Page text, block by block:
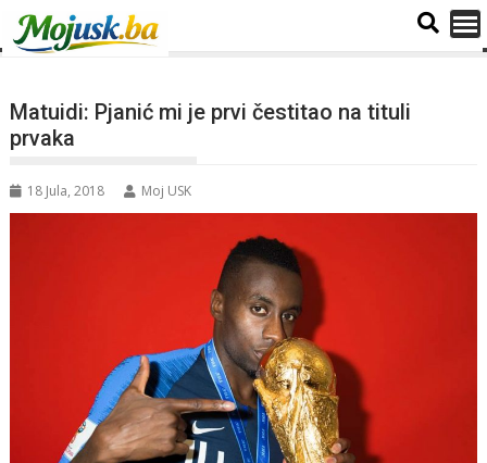
Matuidi: Pjanić mi je prvi čestitao na tituli
prvaka
18 Jula, 2018 Moj USK